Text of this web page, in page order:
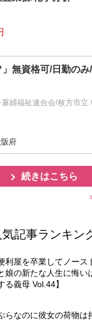
」無資格可/日勤の
婦福祉連合会/枚方市立
府
続きはこちら
気記事ランキン
利屋を卒業してノース
娘の新たな人生に悔い
る義母 Vol.44】
らなのに彼女の荷物は